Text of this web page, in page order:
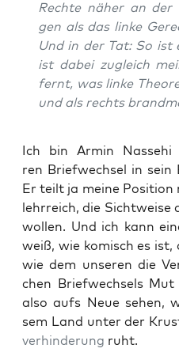
Rech­te näher an
gen als das lin­ke
Und in der Tat: So ist
ist dabei zugleich
fernt, was lin­ke
und als rechts
Ich bin Armin
ren Brief­wech­sel in
Er teilt ja mei­ne
lehr­reich, die Sicht­wei­se
wol­len. Und ich kann
weiß, wie komisch es
wie dem unse­ren die
chen Brief­wech­sels
also aufs Neue sehen,
sem Land unter der
ver­hin­de­rung ruht.